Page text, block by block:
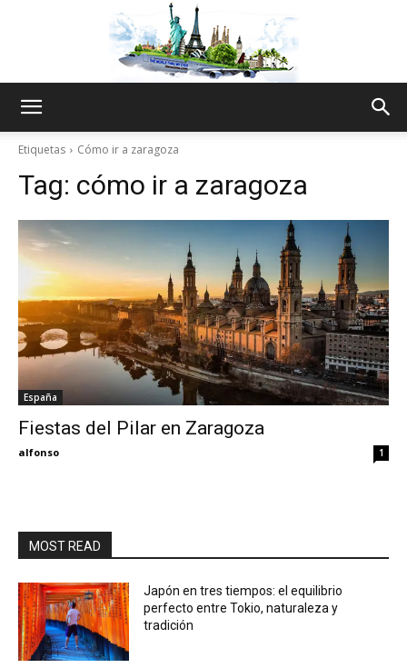
Thru
My
Etiquetas Cómo ir a zaragoza
Tag: cómo ir a zaragoza
España
Fiestas del Pilar en Zaragoza
alfonso 1
MOST READ
Japón en tres tiempos: el equilibrio
perfecto entre Tokio, naturaleza y
tradición